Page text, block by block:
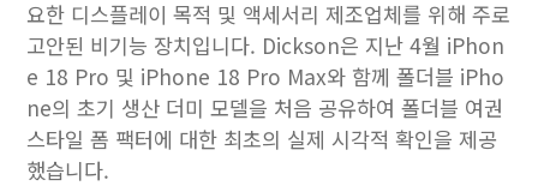
요한 디스플레이 목적 및 액세서리 제조업체를 위해 주로
고안된 비기능 장치입니다. Dickson은 지난 4월 iPhon
e 18 Pro 및 ‌iPhone 18 Pro‌ Max와 함께 폴더블 iPho
ne의 초기 생산 더미 모델을 처음 공유하여 폴더블 여권
스타일 폼 팩터에 대한 최초의 실제 시각적 확인을 제공
했습니다.